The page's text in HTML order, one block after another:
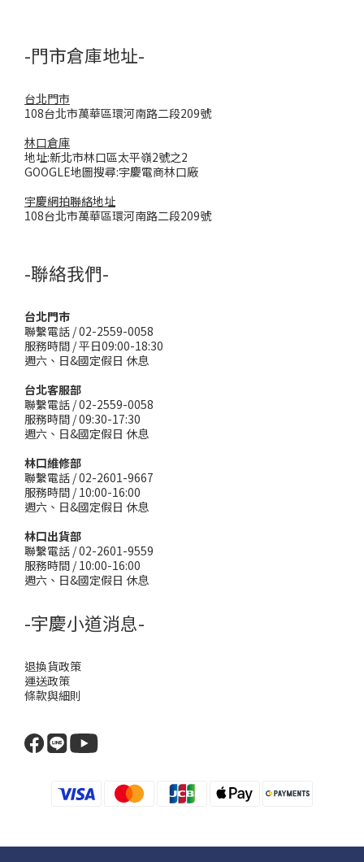
-門市倉庫地址-
台北門市
108台北市萬華區環河南路二段209號
林口倉庫
地址:新北市林口區太平嶺2號之2
GOOGLE地圖搜尋:宇慶電商林口廠
宇慶網拍聯絡地址
108台北市萬華區環河南路二段209號
-聯絡我們-
台北門市
聯繫電話 / 02-2559-0058
服務時間 / 平日09:00-18:30
週六、日&國定假日 休息
台北客服部
聯繫電話 / 02-2559-0058
服務時間 / 09:30-17:30
週六、日&國定假日 休息
林口維修部
聯繫電話 / 02-2601-9667
服務時間 / 10:00-16:00
週六、日&國定假日 休息
林口出貨部
聯繫電話 / 02-2601-9559
服務時間 / 10:00-16:00
週六、日&國定假日 休息
-宇慶小道消息-
退換貨政策
運送政策
條款與細則